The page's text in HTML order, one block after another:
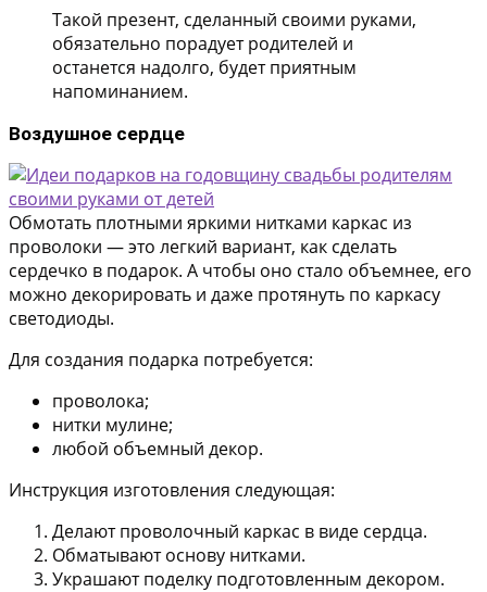
Такой презент, сделанный своими руками,
обязательно порадует родителей и
останется надолго, будет приятным
напоминанием.
Воздушное сердце
Обмотать плотными яркими нитками каркас из
проволоки — это легкий вариант, как сделать
сердечко в подарок. А чтобы оно стало объемнее, его
можно декорировать и даже протянуть по каркасу
светодиоды.
Для создания подарка потребуется:
проволока;
нитки мулине;
любой объемный декор.
Инструкция изготовления следующая:
Делают проволочный каркас в виде сердца.
Обматывают основу нитками.
Украшают поделку подготовленным декором.